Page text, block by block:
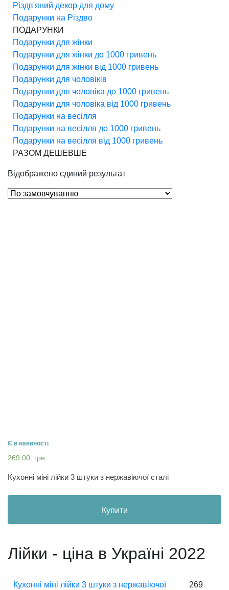
Різдв'яний декор для дому
Подарунки на Різдво
ПОДАРУНКИ
Подарунки для жінки
Подарунки для жінки до 1000 гривень
Подарунки для жінки від 1000 гривень
Подарунки для чоловіків
Подарунки для чоловіка до 1000 гривень
Подарунки для чоловіка від 1000 гривень
Подарунки на весілля
Подарунки на весілля до 1000 гривень
Подарунки на весілля від 1000 гривень
РАЗОМ ДЕШЕВШЕ
Відображено єдиний результат
Є в наявності
269.00 грн
Кухонні міні лійки 3 штуки з нержавіючої сталі
Купити
Лійки - ціна в Україні 2022
Кухонні міні лійки 3 штуки з нержавіючої
269